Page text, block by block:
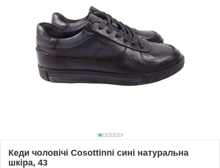
Кеди чоловічі Cosottinni сині натуральна
шкіра, 43